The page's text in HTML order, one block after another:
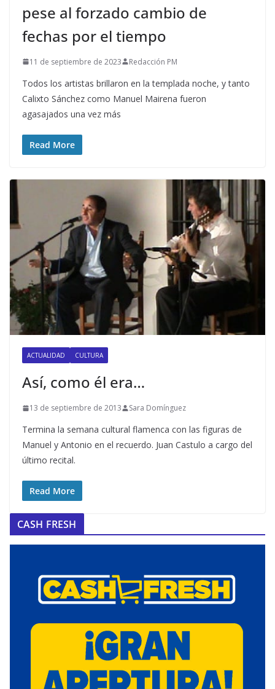
pese al forzado cambio de
fechas por el tiempo
11 de septiembre de 2023 Redacción PM
Todos los artistas brillaron en la templada noche, y tanto
Calixto Sánchez como Manuel Mairena fueron
agasajados una vez más
Read More
ACTUALIDAD CULTURA
Así, como él era…
13 de septiembre de 2013 Sara Domínguez
Termina la semana cultural flamenca con las figuras de
Manuel y Antonio en el recuerdo. Juan Castulo a cargo del
último recital.
Read More
CASH FRESH